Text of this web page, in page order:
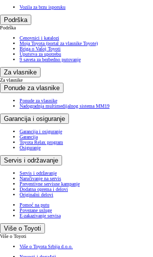
Vozila za brzu isporuku
Podrška
Podrška
Cenovnici i katalozi
Moja Toyota (portal za vlasnike Toyote)
Briga o Vašoj Toyoti
Uputstva za upotrebu
9 saveta za bezbedno putovanje
Za vlasnike
Za vlasnike
Ponude za vlasnike
Ponude za vlasnike
Nadogradnja multimedijalnog sistema MM19
Garancija i osiguranje
Garancija i osiguranje
Garancija
Toyota Relax program
Osiguranje
Servis i održavanje
Servis i održavanje
Naručivanje na servis
Preventivne servisne kampanje
Dodatna oprema i delovi
Originalni delovi
Pomoć na putu
Povezane usluge
E-zakazivanje servisa
Više o Toyoti
Više o Toyoti
Više o Toyota Srbija d.o.o.